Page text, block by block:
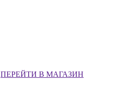
ПЕРЕЙТИ В МАГАЗИН